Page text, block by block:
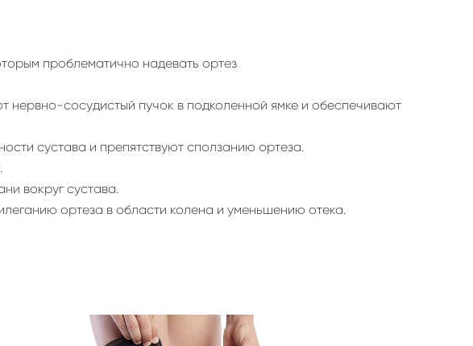
проблематично надевать ортез
нервно-сосудистый пучок в подколенной ямке и обеспечивают
сустава и препятствуют сползанию ортеза.
вокруг сустава.
ортеза в области колена и уменьшению отека.